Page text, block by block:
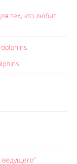
тех, кто любит